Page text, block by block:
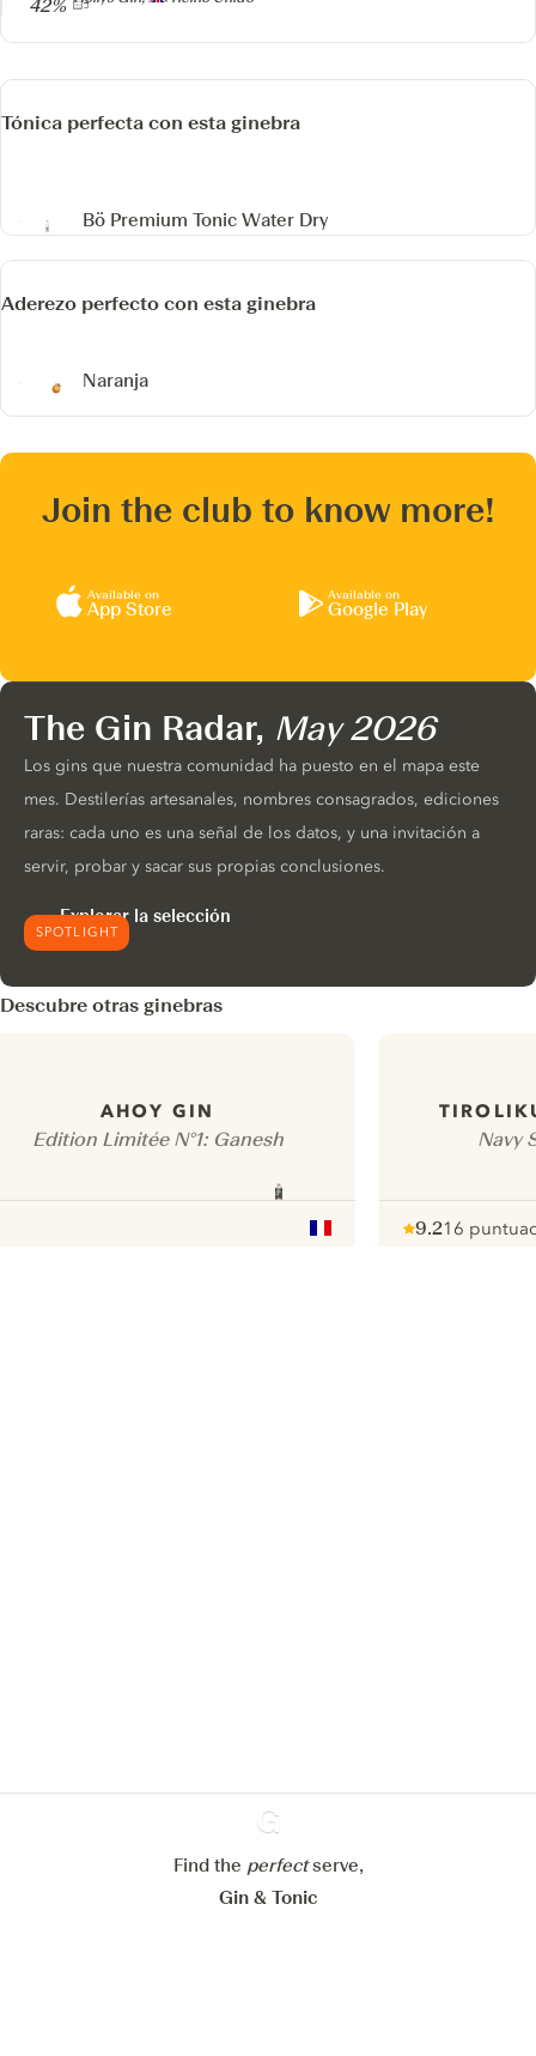
42%
Tónica perfecta con esta ginebra
Bö Premium Tonic Water Dry
Aderezo perfecto con esta ginebra
Naranja
Join the club to know more!
Available on
App Store
Available on
Google Play
SPOTLIGHT
The Gin Radar, May 2026
Los gins que nuestra comunidad ha puesto en el mapa este
mes. Destilerías artesanales, nombres consagrados, ediciones
raras: cada uno es una señal de los datos, y una invitación a
servir, probar y sacar sus propias conclusiones.
Explorar la selección
Descubre otras ginebras
AHOY GIN
Edition Limitée N°1: Ganesh Navy
9.2
pour
16
Ginventory
Find the perfectserve,
Gin & Tonic